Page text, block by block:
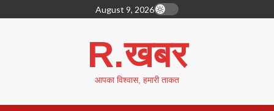
to
August 9, 2026
R.खबर
आपका विश्वास, हमारी ताकत